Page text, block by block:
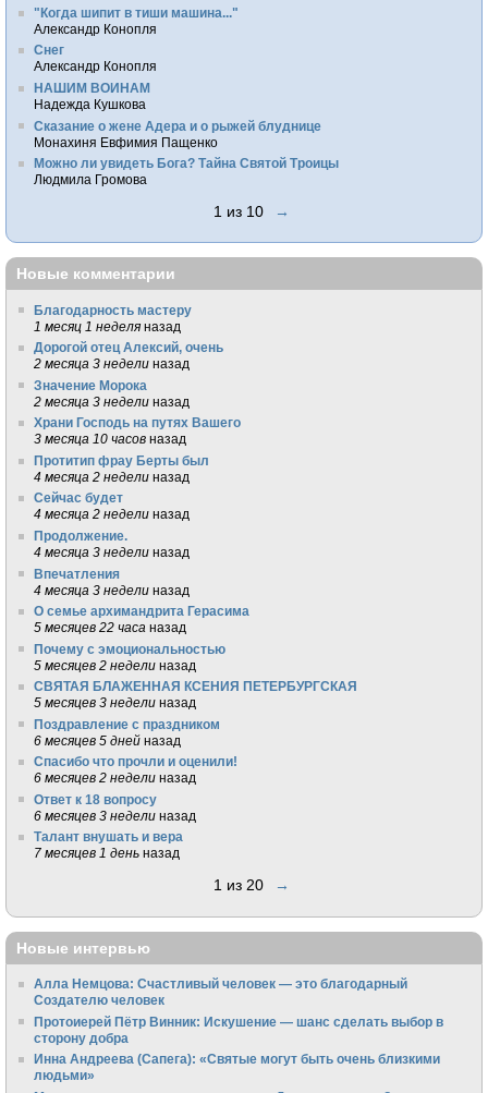
"Когда шипит в тиши машина..."
Александр Конопля
Снег
Александр Конопля
НАШИМ ВОИНАМ
Надежда Кушкова
Сказание о жене Адера и о рыжей блуднице
Монахиня Евфимия Пащенко
Можно ли увидеть Бога? Тайна Святой Троицы
Людмила Громова
1 из 10 →
Новые комментарии
Благодарность мастеру
1 месяц 1 неделя назад
Дорогой отец Алексий, очень
2 месяца 3 недели назад
Значение Морока
2 месяца 3 недели назад
Храни Господь на путях Вашего
3 месяца 10 часов назад
Протитип фрау Берты был
4 месяца 2 недели назад
Сейчас будет
4 месяца 2 недели назад
Продолжение.
4 месяца 3 недели назад
Впечатления
4 месяца 3 недели назад
О семье архимандрита Герасима
5 месяцев 22 часа назад
Почему с эмоциональностью
5 месяцев 2 недели назад
СВЯТАЯ БЛАЖЕННАЯ КСЕНИЯ ПЕТЕРБУРГСКАЯ
5 месяцев 3 недели назад
Поздравление с праздником
6 месяцев 5 дней назад
Спасибо что прочли и оценили!
6 месяцев 2 недели назад
Ответ к 18 вопросу
6 месяцев 3 недели назад
Талант внушать и вера
7 месяцев 1 день назад
1 из 20 →
Новые интервью
Алла Немцова: Счастливый человек — это благодарный
Создателю человек
Протоиерей Пётр Винник: Искушение — шанс сделать выбор в
сторону добра
Инна Андреева (Сапега): «Святые могут быть очень близкими
людьми»